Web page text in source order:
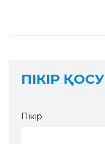
ПІКІР ҚОСУ
Пікір